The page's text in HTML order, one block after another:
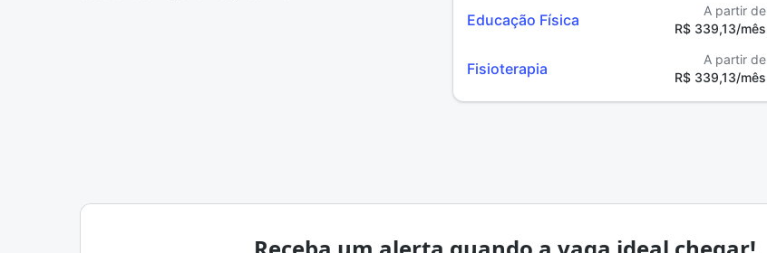
Educação Física
A partir de
R$ 339,13/mês
Fisioterapia
A partir de
R$ 339,13/mês